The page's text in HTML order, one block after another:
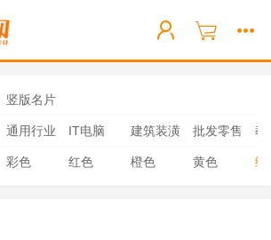
竖版名片
通用行业 IT电脑 建筑装潢 批发零售 教
彩色 红色 橙色 黄色 绿